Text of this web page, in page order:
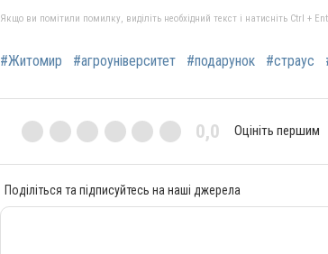
Якщо ви помітили помилку, виділіть необхідний текст і натисніть Ctrl +
#Житомир #агроуніверситет #подарунок #страус
0,0 Оцініть першим
Поділіться та підписуйтесь на наші джерела